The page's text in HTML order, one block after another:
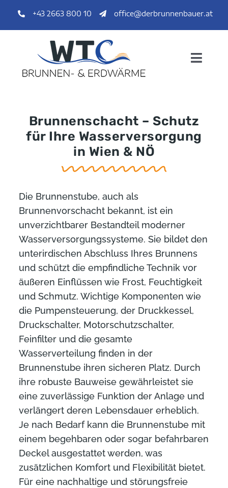
+43 2663 800 10 office@derbrunnenbauer.at
LEISTUNGEN
IMPRESSIONEN
FAQ
KONTAKT
ANFRAGE BRUNNENBAU
ANFRAGE ERDWÄRME
Brunnenschacht – Schutz
für Ihre Wasserversorgung
in Wien & NÖ
Die Brunnenstube, auch als
Brunnenvorschacht bekannt, ist ein
unverzichtbarer Bestandteil moderner
Wasserversorgungssysteme. Sie bildet den
unterirdischen Abschluss Ihres Brunnens
und schützt die empfindliche Technik vor
äußeren Einflüssen wie Frost, Feuchtigkeit
und Schmutz. Wichtige Komponenten wie
die Pumpensteuerung, der Druckkessel,
Druckschalter, Motorschutzschalter,
Feinfilter und die gesamte
Wasserverteilung finden in der
Brunnenstube ihren sicheren Platz. Durch
ihre robuste Bauweise gewährleistet sie
eine zuverlässige Funktion der Anlage und
verlängert deren Lebensdauer erheblich.
Je nach Bedarf kann die Brunnenstube mit
einem begehbaren oder sogar befahrbaren
Deckel ausgestattet werden, was
zusätzlichen Komfort und Flexibilität bietet.
Für eine nachhaltige und störungsfreie